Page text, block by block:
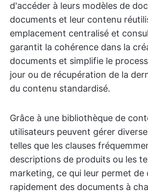
d'accéder à leurs modèles de
documents et leur contenu
emplacement centralisé et
garantit la cohérence dans la
documents et simplifie le
jour ou de récupération de la
du contenu standardisé.
Grâce à une bibliothèque de
utilisateurs peuvent gérer
telles que les clauses
descriptions de produits ou les
marketing, ce qui leur permet de
rapidement des documents à